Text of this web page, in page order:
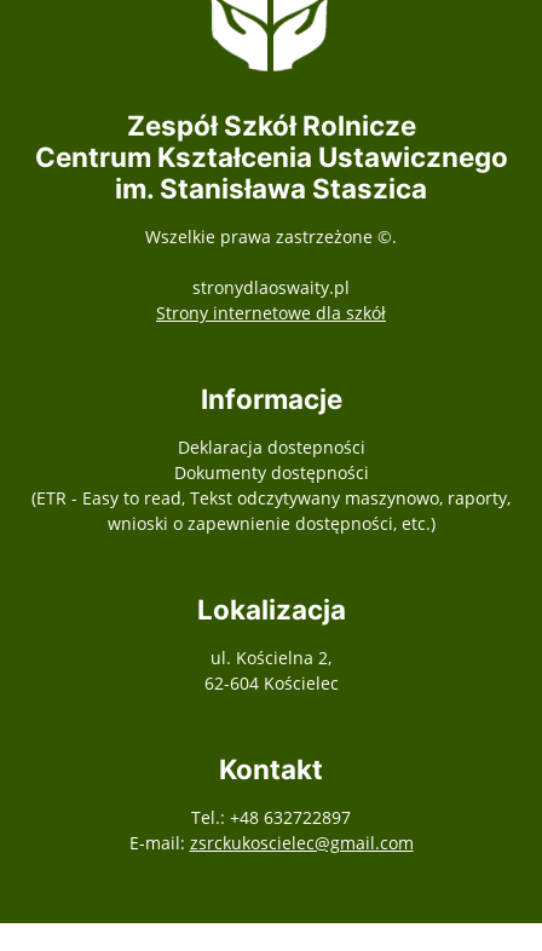
Zespół Szkół Rolnicze
Centrum Kształcenia Ustawicznego
im. Stanisława Staszica
Wszelkie prawa zastrzeżone ©.
stronydlaoswaity.pl
Strony internetowe dla szkółotwiera się w
Informacje
Deklaracja dostepności
Dokumenty dostępności
(ETR - Easy to read, Tekst odczytywany maszynowo, raporty,
wnioski o zapewnienie dostępności, etc.)
Lokalizacja
ul. Kościelna 2,
62-604 Kościelec
Kontakt
Tel.: +48 632722897
E-mail: zsrckukoscielec@gmail.com